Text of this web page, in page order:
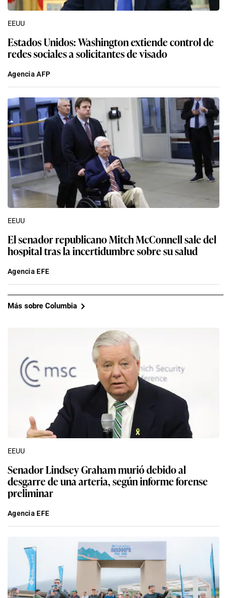
EEUU
Estados Unidos: Washington extiende control de
redes sociales a solicitantes de visado
Agencia AFP
EEUU
El senador republicano Mitch McConnell sale del
hospital tras la incertidumbre sobre su salud
Agencia EFE
Más sobre Columbia
EEUU
Senador Lindsey Graham murió debido al
desgarre de una arteria, según informe forense
preliminar
Agencia EFE